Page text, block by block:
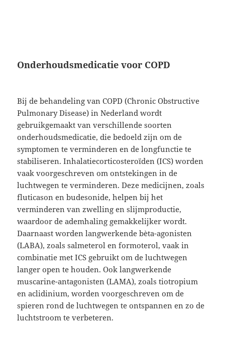
Onderhoudsmedicatie voor COPD
Bij de behandeling van COPD (Chronic Obstructive
Pulmonary Disease) in Nederland wordt
gebruikgemaakt van verschillende soorten
onderhoudsmedicatie, die bedoeld zijn om de
symptomen te verminderen en de longfunctie te
stabiliseren. Inhalatiecorticosteroïden (ICS) worden
vaak voorgeschreven om ontstekingen in de
luchtwegen te verminderen. Deze medicijnen, zoals
fluticason en budesonide, helpen bij het
verminderen van zwelling en slijmproductie,
waardoor de ademhaling gemakkelijker wordt.
Daarnaast worden langwerkende bèta-agonisten
(LABA), zoals salmeterol en formoterol, vaak in
combinatie met ICS gebruikt om de luchtwegen
langer open te houden. Ook langwerkende
muscarine-antagonisten (LAMA), zoals tiotropium
en aclidinium, worden voorgeschreven om de
spieren rond de luchtwegen te ontspannen en zo de
luchtstroom te verbeteren.